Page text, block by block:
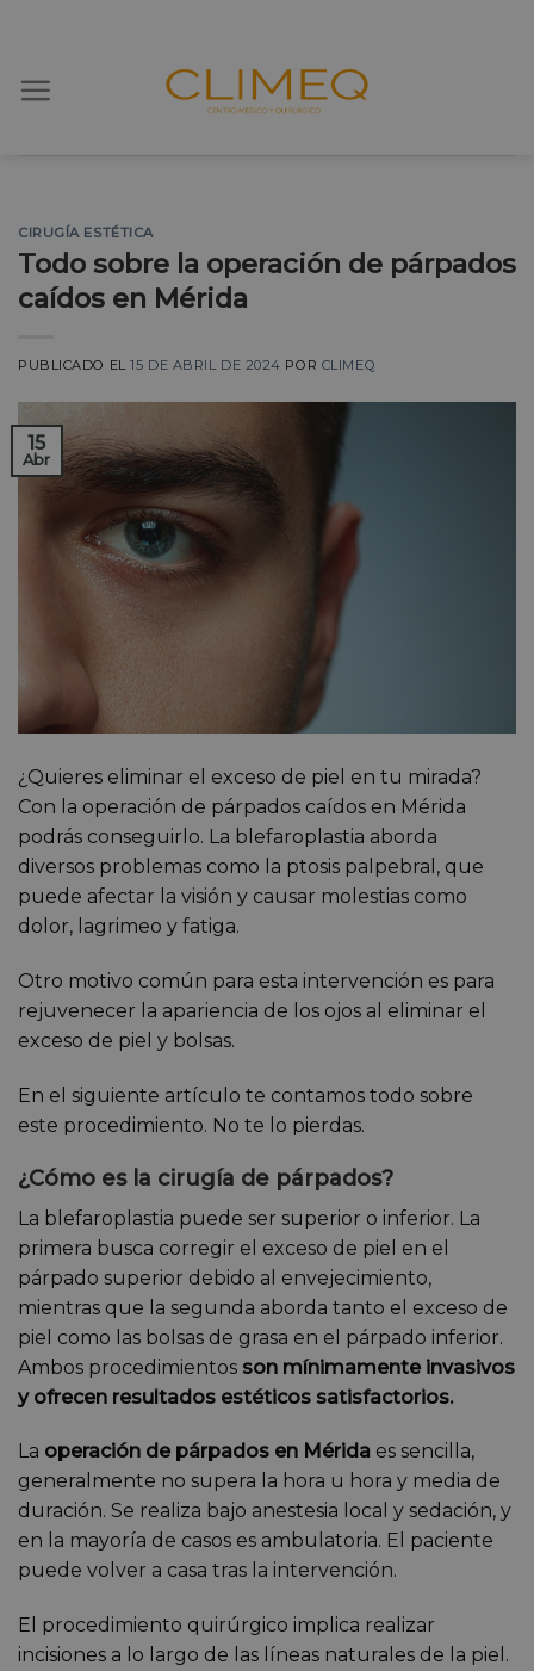
CIRUGÍA ESTÉTICA
Todo sobre la operación de párpados
caídos en Mérida
PUBLICADO EL15 DE ABRIL DE 2024 POR CLIMEQ
15
Abr
¿Quieres eliminar el exceso de piel en tu mirada?
Con la operación de párpados caídos en Mérida
podrás conseguirlo. La blefaroplastia aborda
diversos problemas como la ptosis palpebral, que
puede afectar la visión y causar molestias como
dolor, lagrimeo y fatiga.
Otro motivo común para esta intervención es para
rejuvenecer la apariencia de los ojos al eliminar el
exceso de piel y bolsas.
En el siguiente artículo te contamos todo sobre
este procedimiento. No te lo pierdas.
¿Cómo es la cirugía de párpados?
La blefaroplastia puede ser superior o inferior. La
primera busca corregir el exceso de piel en el
párpado superior debido al envejecimiento,
mientras que la segunda aborda tanto el exceso de
piel como las bolsas de grasa en el párpado inferior.
Ambos procedimientos son mínimamente invasivos
y ofrecen resultados estéticos satisfactorios.
La operación de párpados en Mérida es sencilla,
generalmente no supera la hora u hora y media de
duración. Se realiza bajo anestesia local y sedación, y
en la mayoría de casos es ambulatoria. El paciente
puede volver a casa tras la intervención.
El procedimiento quirúrgico implica realizar
incisiones a lo largo de las líneas naturales de la piel.